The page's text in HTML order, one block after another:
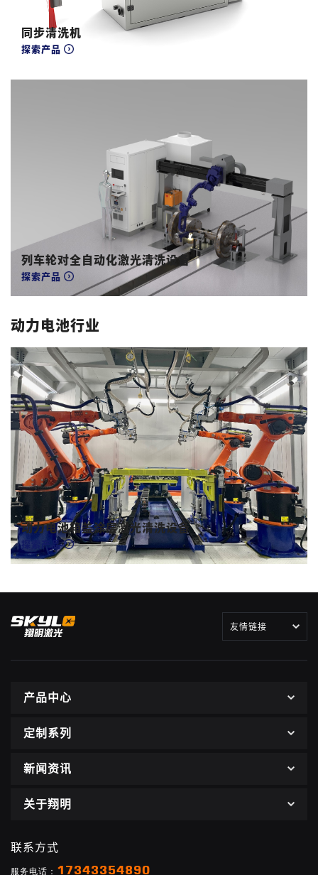
同步清洗机
探索产品
列车轮对全自动化激光清洗设备
探索产品
动力电池行业
动力电池箱盖涂层激光清洗设备
探索产品
友情链接
产品中心
定制系列
新闻资讯
关于翔明
联系方式
服务电话： 17343354890